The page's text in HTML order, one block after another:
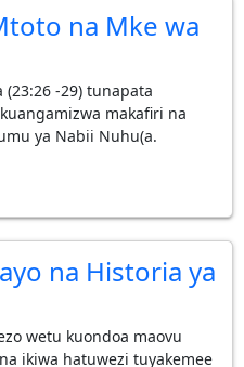
na Mke wa
(23:26 -29) tunapata
makafiri na
ya Nabii Nuhu(a.
na Historia ya
wetu kuondoa maovu
ikiwa hatuwezi tuyakemee